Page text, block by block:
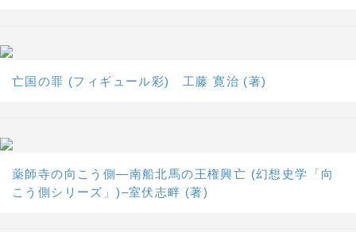
亡国の罪 (フィギュール彩) 工藤 寛治 (著)
薬師寺の向こう側―南船北馬の王権興亡 (幻想史学「向
こう側シリーズ」)–室伏志畔 (著)